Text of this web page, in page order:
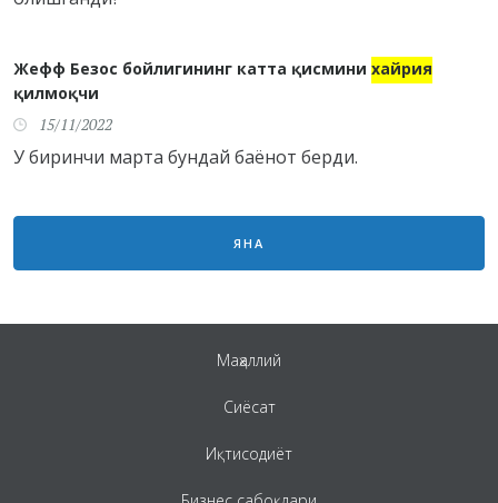
Жефф Безос бойлигининг катта қисмини хайрия
қилмоқчи
15/11/2022
У биринчи марта бундай баёнот берди.
ЯНА
Маҳаллий
Сиёсат
Иқтисодиёт